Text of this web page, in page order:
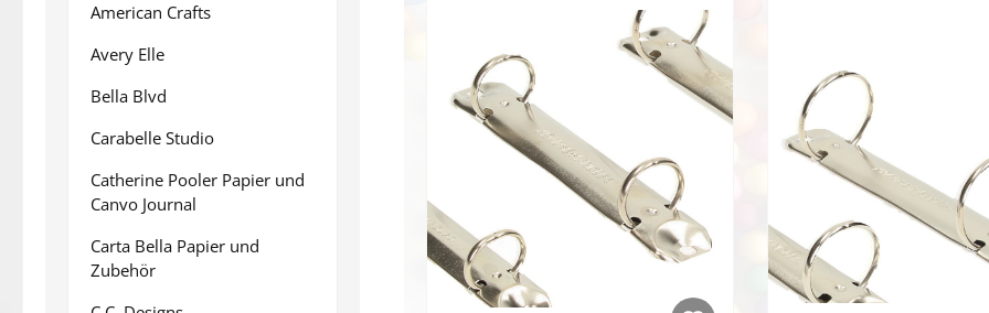
American Crafts
Avery Elle
Bella Blvd
Carabelle Studio
Catherine Pooler Papier und
Canvo Journal
Carta Bella Papier und
Zubehör